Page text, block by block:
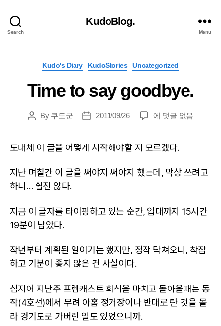
Search
KudoBlog.
Menu
Categories
Kudo's Diary KudoStories Uncategorized
Time to say goodbye.
PostBy 쿠도군
Post2011/09/26
Time
goodbye.
에 댓글 없음
도대체 이 글을 어떻게 시작해야할 지 모르겠다.
지난 며칠간 이 글을 써야지 써야지 했는데, 막상 쓰려고
하니… 쉽진 않다.
지금 이 글자를 타이핑하고 있는 순간, 입대까지 15시간
19분이 남았다.
작년부터 계획된 일이기는 했지만, 정작 닥쳐오니, 착잡
하고 기분이 좋지 않은 건 사실이다.
심지어 지난주 프렘캐스트 회식을 마치고 돌아올때는 동
작(4호선)에서 무려 아홉 정거장이나 반대로 탄 것을 몰
라 경기도로 가버린 일도 있었으니까.